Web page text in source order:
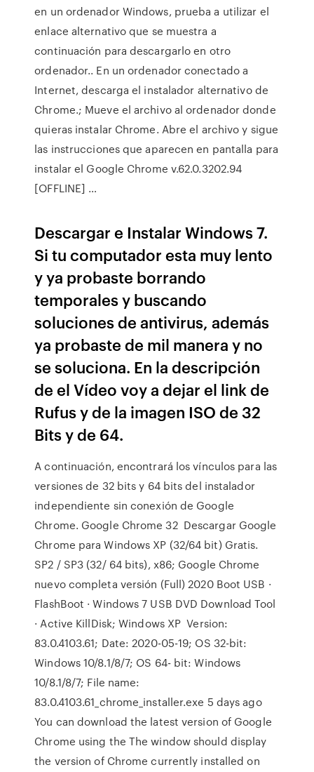
en un ordenador Windows, prueba a utilizar el
enlace alternativo que se muestra a
continuación para descargarlo en otro
ordenador.. En un ordenador conectado a
Internet, descarga el instalador alternativo de
Chrome.; Mueve el archivo al ordenador donde
quieras instalar Chrome. Abre el archivo y sigue
las instrucciones que aparecen en pantalla para
instalar el Google Chrome v.62.0.3202.94
[OFFLINE] …
Descargar e Instalar Windows 7.
Si tu computador esta muy lento
y ya probaste borrando
temporales y buscando
soluciones de antivirus, además
ya probaste de mil manera y no
se soluciona. En la descripción
de el Vídeo voy a dejar el link de
Rufus y de la imagen ISO de 32
Bits y de 64.
A continuación, encontrará los vínculos para las
versiones de 32 bits y 64 bits del instalador
independiente sin conexión de Google
Chrome. Google Chrome 32 Descargar Google
Chrome para Windows XP (32/64 bit) Gratis.
SP2 / SP3 (32/ 64 bits), x86; Google Chrome
nuevo completa versión (Full) 2020 Boot USB ·
FlashBoot · Windows 7 USB DVD Download Tool
· Active KillDisk; Windows XP Version:
83.0.4103.61; Date: 2020-05-19; OS 32-bit:
Windows 10/8.1/8/7; OS 64- bit: Windows
10/8.1/8/7; File name:
83.0.4103.61_chrome_installer.exe 5 days ago
You can download the latest version of Google
Chrome using the The window should display
the version of Chrome currently installed on